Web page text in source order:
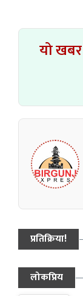
यो
प्रतिक्रिया!
लोकप्रिय